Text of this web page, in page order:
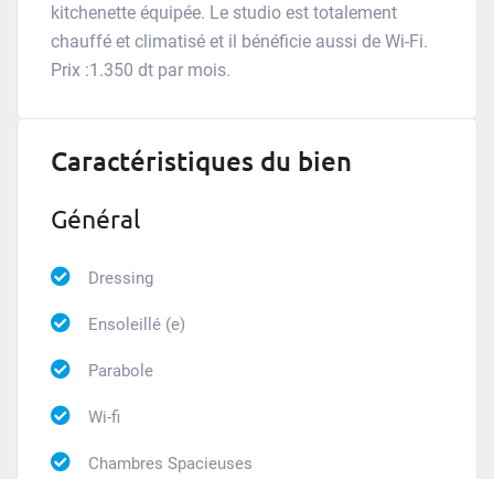
kitchenette équipée. Le studio est totalement
chauffé et climatisé et il bénéficie aussi de Wi-Fi.
Prix :1.350 dt par mois.
Caractéristiques du bien
Général
Dressing
Ensoleillé (e)
Parabole
Wi-fi
Chambres Spacieuses